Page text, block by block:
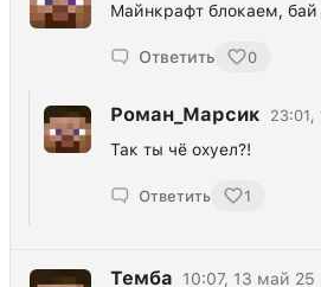
Майнкрафт блокаем, бай
Ответить 0
Роман_Марсик 23:01,
Так ты чё oxyeл?!
Ответить 1
Темба
10:07, 13 май 25